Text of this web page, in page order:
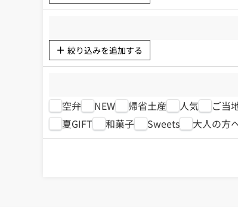
絞り込みを追加する
空弁
NEW 帰省土産 人気 ご当
夏GIFT
和菓子 Sweets 大人の方